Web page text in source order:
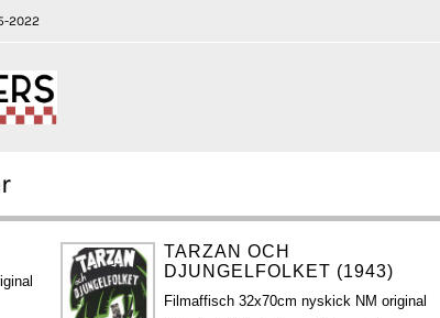
2022
TARZAN OCH
DJUNGELFOLKET (1943)
Filmaffisch 32x70cm nyskick NM original